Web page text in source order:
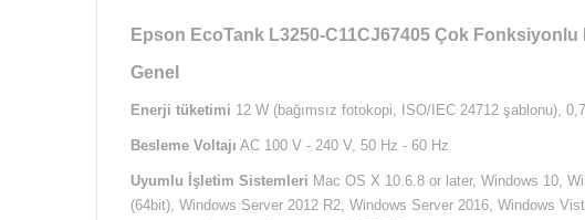
Epson EcoTank L3250-C11CJ67405 Çok Fonksiyonlu
Genel
Enerji tüketimi 12 W (bağımsız fotokopi, ISO/IEC 24712 şablonu),
Besleme Voltajı AC 100 V - 240 V, 50 Hz - 60 Hz
Uyumlu İşletim Sistemleri Mac OS X 10.6.8 or later, Windows 10,
(64bit), Windows Server 2012 R2, Windows Server 2016, Windows